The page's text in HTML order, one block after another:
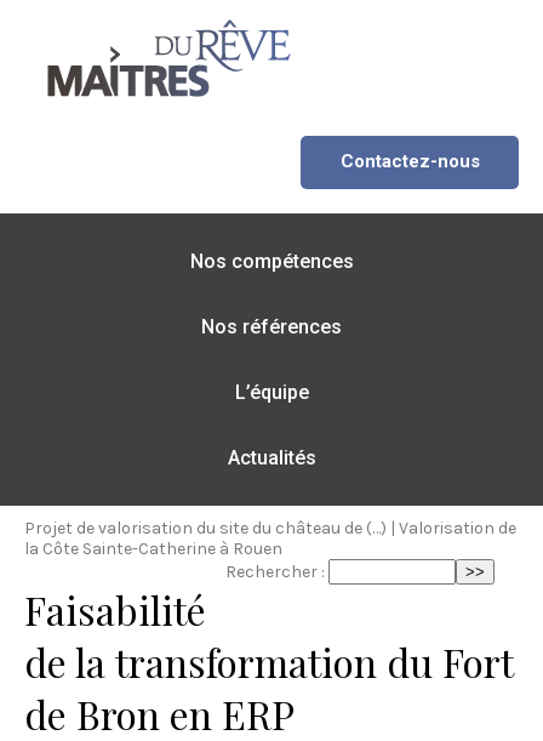
Contactez-nous
Nos compétences
Nos références
L’équipe
Actualités
Projet de valorisation du site du château de (…) | Valorisation de
la Côte Sainte-Catherine à Rouen
Rechercher :
Faisabilité
de la transformation du Fort
de Bron en ERP